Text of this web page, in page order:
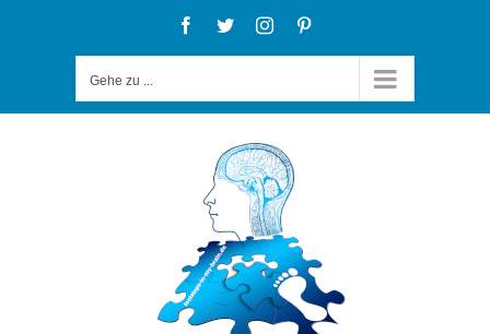
Facebook
TwitterInstagram
Gehe zu ...